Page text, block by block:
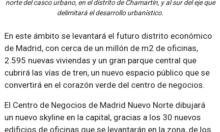
norte del casco urbano, en el distrito de Chamartín, y al sur del eje que
delimitará el desarrollo urbanístico.
En este ámbito se levantará el futuro distrito económico
de Madrid, con cerca de un millón de m2 de oficinas,
2.595 nuevas viviendas y un gran parque central que
cubrirá las vías de tren, un nuevo espacio público que se
convertirá en el corazón verde del centro de negocios.
El Centro de Negocios de Madrid Nuevo Norte dibujará
un nuevo skyline en la capital, gracias a los 30 nuevos
edificios de oficinas que se levantarán en la zona, de los